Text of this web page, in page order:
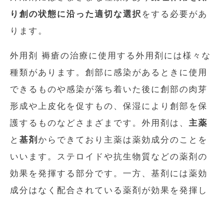
り創の状態に沿った適切な選択 をする必要があ
ります。
外用剤 褥瘡の治療に使用する外用剤には様々な
種類があります。創部に感染があるときに使用
できるものや感染が落ち着いた後に創部の肉芽
形成や上皮化を促すもの、保湿により創部を保
護するものなどさまざまです。外用剤は、 主薬
と 基剤 からできており主薬は薬効成分のことを
いいます。ステロイドや抗生物質などの薬剤の
効果を発揮する部分です。一方、基剤には薬効
成分はなく配合されている薬剤が効果を発揮し